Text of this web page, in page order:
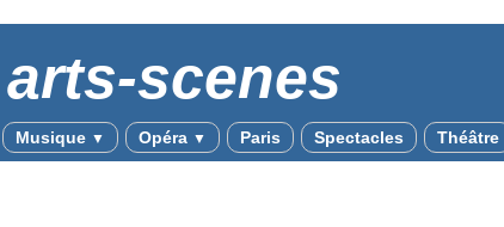
arts-scenes
Musique ▼ Opéra ▼ Paris Spectacles Théâtre